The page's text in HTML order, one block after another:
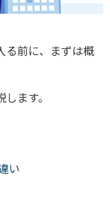
る前に、まずは概
ます。
い